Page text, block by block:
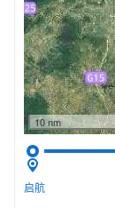
10 nm
启航